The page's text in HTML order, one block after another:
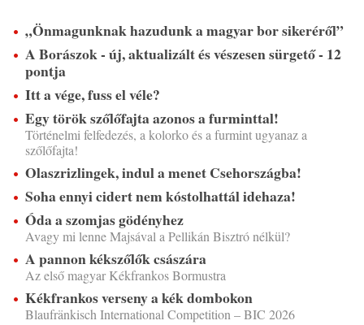
„Önmagunknak hazudunk a magyar bor sikeréről”
A Borászok - új, aktualizált és vészesen sürgető - 12
pontja
Itt a vége, fuss el véle?
Egy török szőlőfajta azonos a furminttal!
Történelmi felfedezés, a kolorko és a furmint ugyanaz a
szőlőfajta!
Olaszrizlingek, indul a menet Csehországba!
Soha ennyi cidert nem kóstolhattál idehaza!
Óda a szomjas gödényhez
Avagy mi lenne Majsával a Pellikán Bisztró nélkül?
A pannon kékszőlők császára
Az első magyar Kékfrankos Bormustra
Kékfrankos verseny a kék dombokon
Blaufränkisch International Competition – BIC 2026